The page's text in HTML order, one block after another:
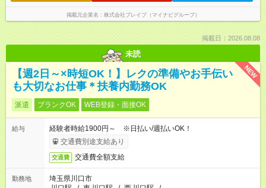
掲載元企業名 株式会社ブレイブ（マイナビグループ）
掲載日：2026.08.08
未読
NEW
【週2日～×時短OK！】レクの準備やお手伝い
も大切なお仕事＊扶養内勤務OK
派遣 ブランクOK WEB登録・面接OK
給与
経験者時給1900円～ ※日払い/週払いOK！
交通費別途支給あり
交通費 交通費全額支給
勤務地
埼玉県川口市